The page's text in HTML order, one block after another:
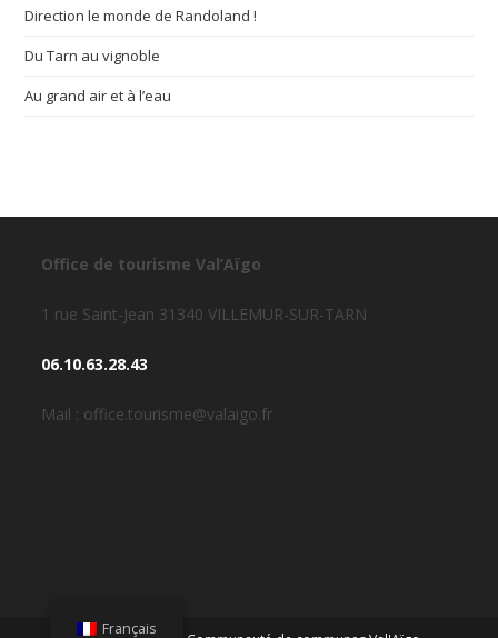
Direction le monde de Randoland !
Du Tarn au vignoble
Au grand air et à l’eau
Office de tourisme Val’Aïgo
1 rue Saint-Jean 31340 VILLEMUR-SUR-TARN
06.10.63.28.43
Mail : office.tourisme@valaigo.fr
Français